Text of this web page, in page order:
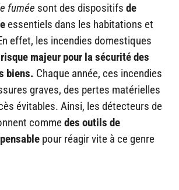
fumée sont des dispositifs de
essentiels dans les habitations et
effet, les incendies domestiques
majeur pour la sécurité des
biens. Chaque année, ces incendies
graves, des pertes matérielles
évitables. Ainsi, les détecteurs de
commedes outils de
pour réagir vite à ce genre